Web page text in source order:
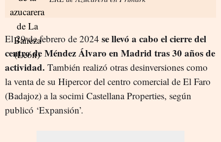
El 29 de febrero de 2024 se llevó a cabo el cierre del
centro de Méndez Álvaro en Madrid tras 30 años de
actividad. También realizó otras desinversiones como
la venta de su Hipercor del centro comercial de El Faro
(Badajoz) a la socimi Castellana Properties, según
publicó ‘Expansión’.